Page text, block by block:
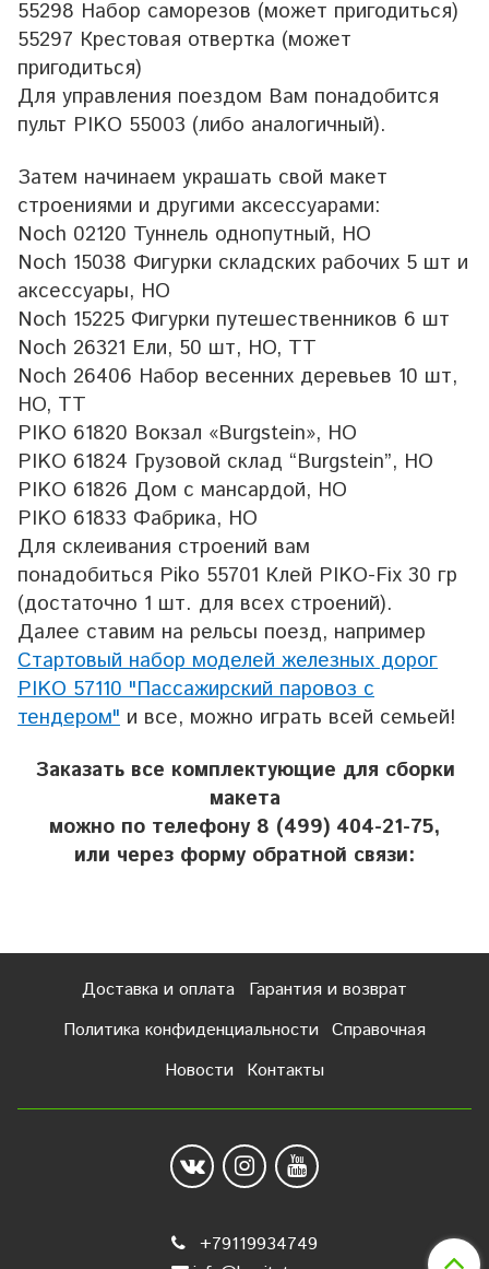
55298 Набор саморезов (может пригодиться)
55297 Крестовая отвертка (может
пригодиться)
Для управления поездом Вам понадобится
пульт PIKO 55003 (либо аналогичный).
Затем начинаем украшать свой макет
строениями и другими аксессуарами:
Noch 02120 Туннель однопутный, HO
Noch 15038 Фигурки складских рабочих 5 шт и
аксессуары, HO
Noch 15225 Фигурки путешественников 6 шт
Noch 26321 Ели, 50 шт, HO, TT
Noch 26406 Набор весенних деревьев 10 шт,
HO, TT
PIKO 61820 Вокзал «Burgstein», НО
PIKO 61824 Грузовой склад “Burgstein”, НО
PIKO 61826 Дом с мансардой, НО
PIKO 61833 Фабрика, НО
Для склеивания строений вам
понадобиться Piko 55701 Клей PIKO-Fix 30 гр
(достаточно 1 шт. для всех строений).
Далее ставим на рельсы поезд, например
Стартовый набор моделей железных дорог
PIKO 57110 "Пассажирский паровоз с
тендером" и все, можно играть всей семьей!
Заказать все комплектующие для сборки
макета
можно по телефону 8 (499) 404-21-75,
или через форму обратной связи:
Доставка и оплата
Гарантия и возврат
Политика конфиденциальности Справочная
Новости Контакты
+79119934749